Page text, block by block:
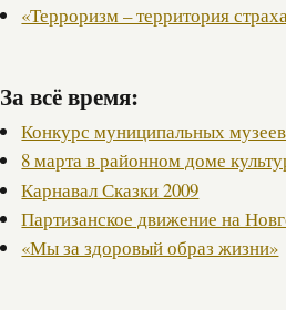
«Терроризм – территория
За всё время:
Конкурс муниципальных музеев
8 марта в районном доме
Карнавал Сказки 2009
Партизанское движение на
«Мы за здоровый образ жизни»